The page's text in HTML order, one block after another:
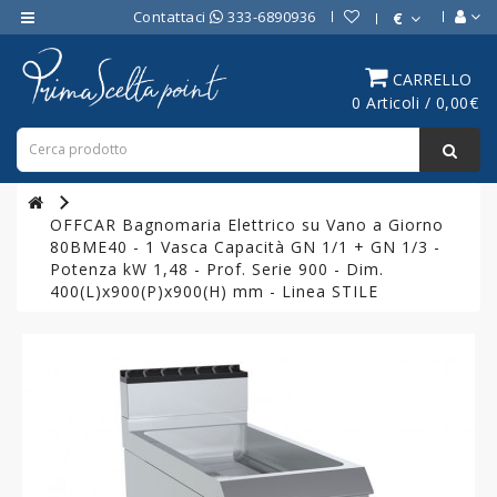
Contattaci 333-6890936 €
CARRELLO
0 Articoli / 0,00€
Category
ATTREZZATURE
BAR
ATTREZZATURE
PROFESSIONALI
CUCINA
PROFESSIONALI
OFFCAR Bagnomaria Elettrico su Vano a Giorno
80BME40 - 1 Vasca Capacità GN 1/1 + GN 1/3 -
Potenza kW 1,48 - Prof. Serie 900 - Dim.
400(L)x900(P)x900(H) mm - Linea STILE